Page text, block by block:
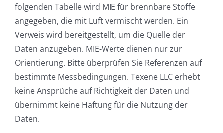
folgenden Tabelle wird MIE für brennbare Stoffe
angegeben, die mit Luft vermischt werden. Ein
Verweis wird bereitgestellt, um die Quelle der
Daten anzugeben. MIE-Werte dienen nur zur
Orientierung. Bitte überprüfen Sie Referenzen auf
bestimmte Messbedingungen. Texene LLC erhebt
keine Ansprüche auf Richtigkeit der Daten und
übernimmt keine Haftung für die Nutzung der
Daten.